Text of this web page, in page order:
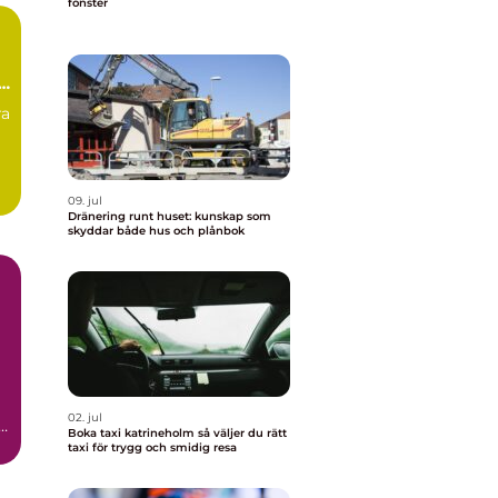
09. jul
Dränering runt huset: kunskap som
skyddar både hus och plånbok
02. jul
Boka taxi katrineholm så väljer du rätt
taxi för trygg och smidig resa